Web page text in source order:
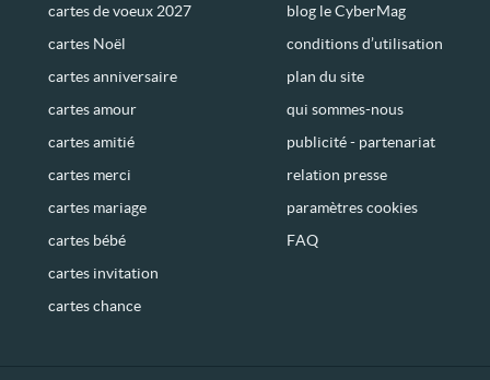
cartes de voeux 2027
cartes Noël
cartes anniversaire
cartes amour
cartes amitié
cartes merci
cartes mariage
cartes bébé
cartes invitation
cartes chance
blog le CyberMag
conditions d’utilisation
plan du site
qui sommes-nous
publicité - partenariat
relation presse
paramètres cookies
FAQ